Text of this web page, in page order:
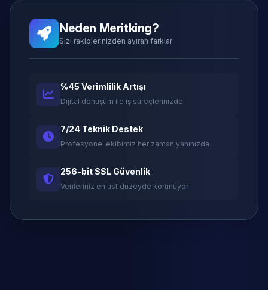
Neden Meritking?
Sizi rakiplerinizden ayıran farklar
%45 Verimlilik Artışı
Dijital dönüşüm ile iş süreçlerinizde
7/24 Teknik Destek
Profesyonel ekibimiz her zaman yanınızda
256-bit SSL Güvenlik
Verileriniz en üst düzeyde korunuyor